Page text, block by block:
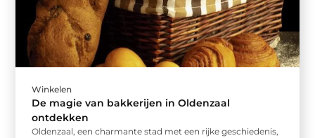
Winkelen
De magie van bakkerijen in Oldenzaal
ontdekken
Oldenzaal, een charmante stad met een rijke geschiedenis,